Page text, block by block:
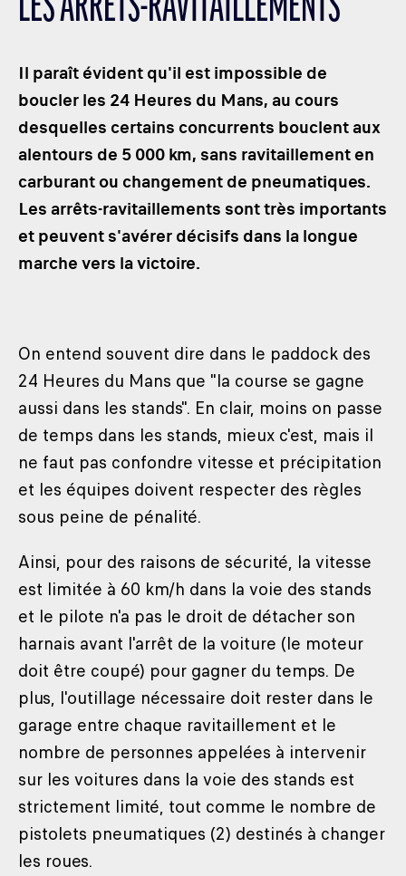
LES CATÉGORIES
HOSPITALITÉS
DÉVELOPPEMENT DURABLE
SEA BY DHL
PARTENAIRES
NEWSLETTER
LES ARRÊTS-RAVITAILLEMENTS
Il paraît évident qu'il est impossible de
boucler les 24 Heures du Mans, au cours
desquelles certains concurrents bouclent aux
alentours de 5 000 km, sans ravitaillement en
carburant ou changement de pneumatiques.
Les arrêts-ravitaillements sont très importants
et peuvent s'avérer décisifs dans la longue
marche vers la victoire.
On entend souvent dire dans le paddock des
24 Heures du Mans que "la course se gagne
aussi dans les stands". En clair, moins on passe
de temps dans les stands, mieux c'est, mais il
ne faut pas confondre vitesse et précipitation
et les équipes doivent respecter des règles
sous peine de pénalité.
Ainsi, pour des raisons de sécurité, la vitesse
est limitée à 60 km/h dans la voie des stands
et le pilote n'a pas le droit de détacher son
harnais avant l'arrêt de la voiture (le moteur
doit être coupé) pour gagner du temps. De
plus, l'outillage nécessaire doit rester dans le
garage entre chaque ravitaillement et le
nombre de personnes appelées à intervenir
sur les voitures dans la voie des stands est
strictement limité, tout comme le nombre de
pistolets pneumatiques (2) destinés à changer
les roues.